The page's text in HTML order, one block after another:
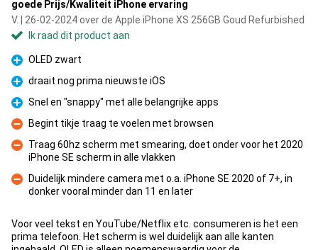
goede Prijs/Kwaliteit iPhone ervaring
V. | 26-02-2024 over de Apple iPhone XS 256GB Goud Refurbished
Ik raad dit product aan
Pluspunt
OLED zwart
Pluspunt
draait nog prima nieuwste iOS
Pluspunt
Snel en "snappy" met alle belangrijke apps
Minpunt
Begint tikje traag te voelen met browsen
Minpunt
Traag 60hz scherm met smearing, doet onder voor het 2020
iPhone SE scherm in alle vlakken
Minpunt
Duidelijk mindere camera met o.a. iPhone SE 2020 of 7+, in
donker vooral minder dan 11 en later
Voor veel tekst en YouTube/Netflix etc. consumeren is het een
prima telefoon. Het scherm is wel duidelijk aan alle kanten